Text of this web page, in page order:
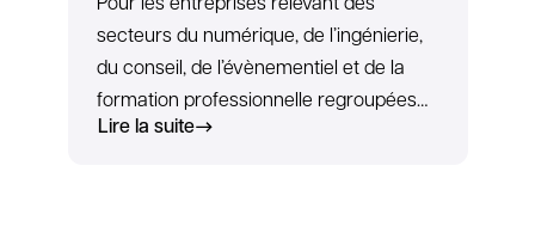
secteurs du numérique, de l’ingénierie,
du conseil, de l’évènementiel et de la
formation professionnelle regroupées…
Lire la suite